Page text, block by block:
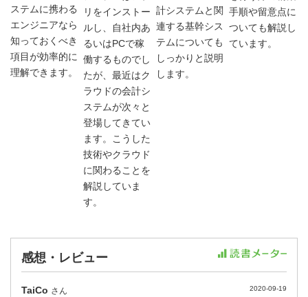
ステムに携わる
エンジニアなら
知っておくべき
項目が効率的に
理解できます。
リをインストー
ルし、自社内あ
るいはPCで稼
働するものでし
たが、最近はク
ラウドの会計シ
ステムが次々と
登場してきてい
ます。こうした
技術やクラウド
に関わることを
解説していま
す。
計システムと関
連する基幹シス
テムについても
しっかりと説明
します。
手順や留意点に
ついても解説し
ています。
感想・レビュー
TaiCo さん 2020-09-19